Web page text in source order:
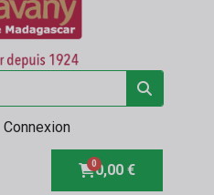
Connexion
0,00 €